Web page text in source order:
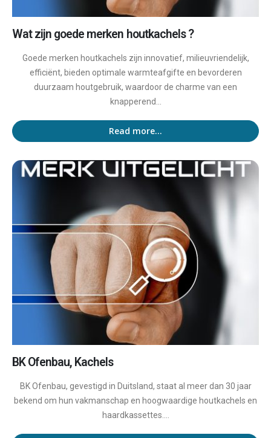
Wat zijn goede merken houtkachels ?
Goede merken houtkachels zijn innovatief, milieuvriendelijk,
efficiënt, bieden optimale warmteafgifte en bevorderen
duurzaam houtgebruik, waardoor de charme van een
knapperend...
Read more...
BK Ofenbau, Kachels
BK Ofenbau, gevestigd in Duitsland, staat al meer dan 30 jaar
bekend om hun vakmanschap en hoogwaardige houtkachels en
haardkassettes....